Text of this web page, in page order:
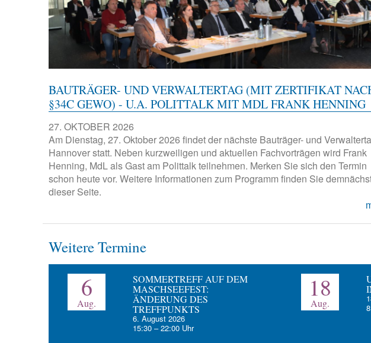
BAUTRÄGER- UND VERWALTERTAG (MIT ZERTIFIKAT
§34C GEWO) - U.A. POLITTALK MIT MDL FRANK HENNING
27. OKTOBER 2026
Am Dienstag, 27. Oktober 2026 findet der nächste Bauträger- und
Hannover statt. Neben kurzweiligen und aktuellen Fachvorträgen wird Frank
Henning, MdL als Gast am Polittalk teilnehmen. Merken Sie sich den Termin
schon heute vor. Weitere Informationen zum Programm finden Sie
dieser Seite.
Weitere Termine
6
Aug.
SOMMERTREFF AUF DEM
MASCHSEEFEST:
ÄNDERUNG DES
TREFFPUNKTS
6. August 2026
15:30 –22:00 Uhr
18
Aug.